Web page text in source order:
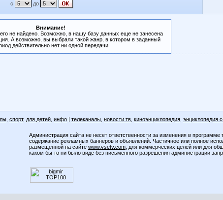
с до
Внимание!
не найдено. Возможно, в нашу базу данных еще не занесена
А возможно, вы выбрали такой жанр, в котором в заданный
действительно нет ни одной передачи
спорт, для детей инфо | телеканалы новости тв киноэнциклопедия энциклопедия
Администрация сайта не несет ответственности за изменения в программе
содержание рекламных баннеров и объявлений. Частичное или полное
размещенной на сайте www.vsetv.com , для коммерческих целей или для
каком бы то ни было виде без письменного разрешения администрации